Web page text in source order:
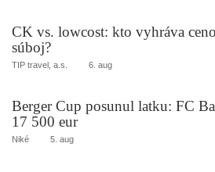
CK vs. lowcost: kto vyhráva
súboj?
TIP travel, a.s. 6. aug
Berger Cup posunul latku: FC
17 500 eur
Niké 5. aug